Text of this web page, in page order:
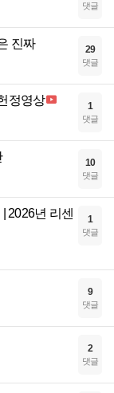
댓글
진짜 29
댓글
정영상 1
댓글
10
댓글
2026년 리센
1
댓글
9
댓글
2
댓글